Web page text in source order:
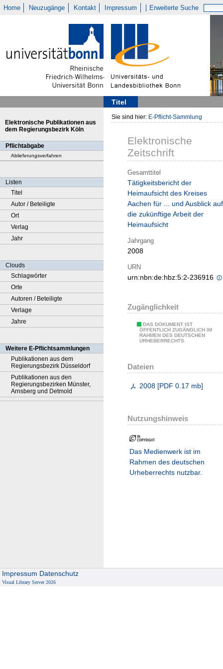
Home Neuzugänge Kontakt Impressum Erweiterte Suche
Titel
Elektronische Publikationen aus
dem Regierungsbezirk Köln
Pflichtabgabe
Ablieferungsverfahren
Listen
Titel
Autor / Beteiligte
Ort
Verlag
Jahr
Clouds
Schlagwörter
Orte
Autoren / Beteiligte
Verlage
Jahre
Weitere E-Pflichtsammlungen
Publikationen aus dem
Regierungsbezirk Düsseldorf
Publikationen aus den
Regierungsbezirken Münster,
Arnsberg und Detmold
Sie sind hier: E-Pflicht-Sammlung
Elektronische
Zeitschrift
Gesamttitel
Tätigkeitsbericht der
Heimaufsicht des Kreises
Aachen für ... und Ausblick auf
die zukünftige Arbeit der
Heimaufsicht
Jahrgang
2008
URN
urn:nbn:de:hbz:5:2-236916
Zugänglichkeit
DAS DOKUMENT IST
ÖFFENTLICH ZUGÄNGLICH IM
RAHMEN DES DEUTSCHEN
URHEBERRECHTS.
Dateien
2008 [PDF 0.17 mb]
Nutzungshinweis
Das Medienwerk ist im
Rahmen des deutschen
Urheberrechts nutzbar.
Impressum Datenschutz
Visual Library Server 2026